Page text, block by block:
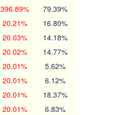
396.89% 79.39%
20.21% 16.80%
20.03% 14.18%
20.02% 14.77%
20.01% 5.62%
20.01% 6.12%
20.01% 18.37%
20.01% 6.83%